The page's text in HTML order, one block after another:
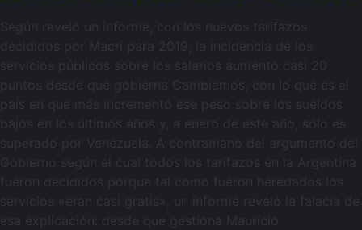
Según reveló un informe, con los nuevos tarifazos
decididos por Macri para 2019, la incidencia de los
servicios públicos sobre los salarios aumentó casi 20
puntos desde que gobierna Cambiemos, con lo que es el
país en que más incrementó ese peso sobre los sueldos
bajos en los últimos años y, a enero de este año, sólo es
superado por Venezuela. A contramano del argumento del
Gobierno según el cual todos los tarifazos en la Argentina
fueron decididos porque tal como fueron heredados los
servicios «eran casi gratis», un informe reveló la falacia de
esa explicación: desde que gestiona Mauricio